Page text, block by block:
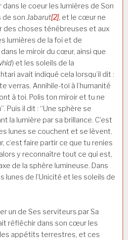
le coeur les lumières de Son
de son Jabarut[2], et le cœur ne
des choses ténébreuses et aux
lumières de la foi et de
le miroir du cœur, ainsi que
) et les soleils de la
avait indiqué cela lorsqu’il dit :
verras. Annihile-toi à l’humanité
à toi. Polis ton miroir et tu ne
Puis il dit : “Une sphère se
la lumière par sa brillance. C’est
lunes se couchent et se lèvent.
c’est faire partir ce que tu renies
y reconnaître tout ce qui est,
de la sphère lumineuse. Dans
de l’Unicité et les soleils de
un de Ses serviteurs par Sa
réfléchir dans son cœur les
appétits terrestres, et ces